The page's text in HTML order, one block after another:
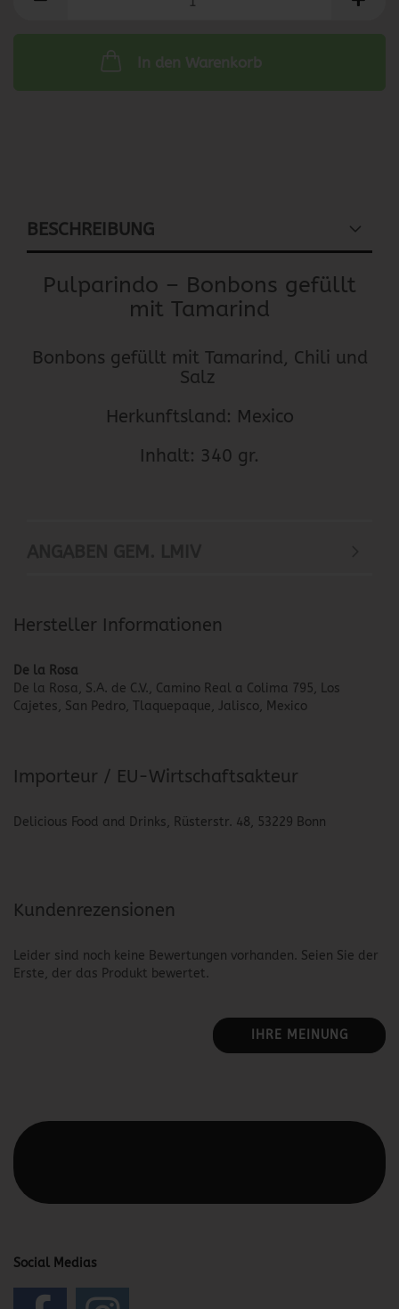
In den Warenkorb
BESCHREIBUNG
Pulparindo – Bonbons gefüllt
mit Tamarind
Bonbons gefüllt mit Tamarind, Chili und
Salz
Herkunftsland: Mexico
Inhalt: 340 gr.
Hersteller Informationen
De la Rosa
De la Rosa, S.A. de C.V., Camino Real a Colima 795, Los
Cajetes, San Pedro, Tlaquepaque, Jalisco, Mexico
Importeur / EU-Wirtschaftsakteur
Delicious Food and Drinks, Rüsterstr. 48, 53229 Bonn
Kundenrezensionen
Leider sind noch keine Bewertungen vorhanden. Seien Sie der
Erste, der das Produkt bewertet.
IHRE MEINUNG
Social Medias